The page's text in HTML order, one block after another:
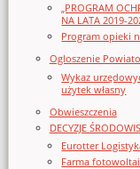
„PROGRAM
NA LATA 2019-
Program opieki
Ogloszenie
Wykaz
użytek własny
Obwieszczenia
DECYZJE
Eurotter
Farma